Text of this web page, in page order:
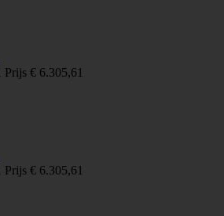
Prijs € 6.305,61
Prijs € 6.305,61